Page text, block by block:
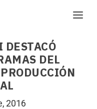
DEL
2016